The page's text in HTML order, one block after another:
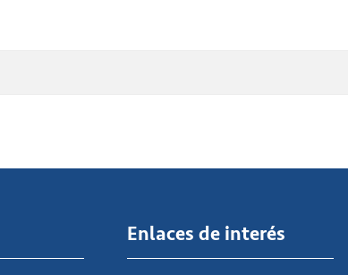
Enlaces de interés